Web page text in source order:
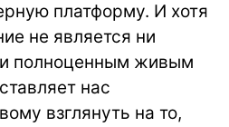
платформу. И хотя
не является ни
полноценным живым
нас
взглянуть на то,